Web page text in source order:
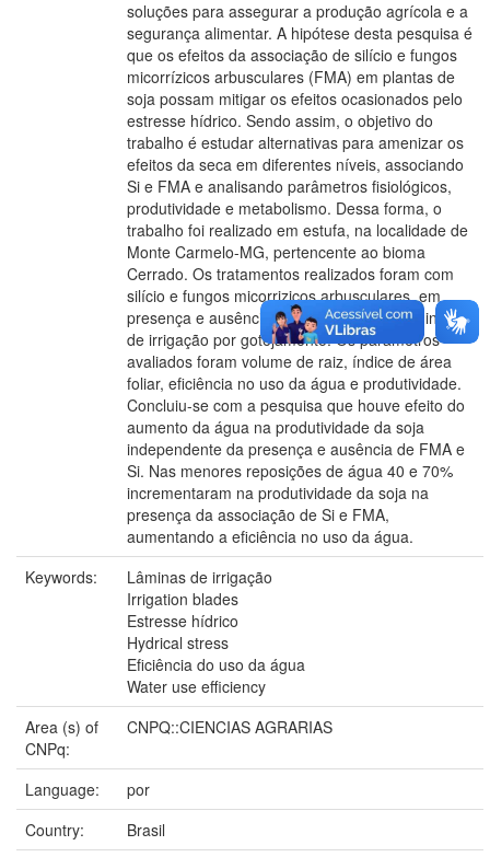
soluções para assegurar a produção agrícola e a
segurança alimentar. A hipótese desta pesquisa é
que os efeitos da associação de silício e fungos
micorrízicos arbusculares (FMA) em plantas de
soja possam mitigar os efeitos ocasionados pelo
estresse hídrico. Sendo assim, o objetivo do
trabalho é estudar alternativas para amenizar os
efeitos da seca em diferentes níveis, associando
Si e FMA e analisando parâmetros fisiológicos,
produtividade e metabolismo. Dessa forma, o
trabalho foi realizado em estufa, na localidade de
Monte Carmelo-MG, pertencente ao bioma
Cerrado. Os tratamentos realizados foram com
silício e fungos micorrizicos arbusculares, em
presença e ausência, e com diferentes lâminas
de irrigação por gotejamento. Os parâmetros
avaliados foram volume de raiz, índice de área
foliar, eficiência no uso da água e produtividade.
Concluiu-se com a pesquisa que houve efeito do
aumento da água na produtividade da soja
independente da presença e ausência de FMA e
Si. Nas menores reposições de água 40 e 70%
incrementaram na produtividade da soja na
presença da associação de Si e FMA,
aumentando a eficiência no uso da água.
Keywords:
Lâminas de irrigação
Irrigation blades
Estresse hídrico
Hydrical stress
Eficiência do uso da água
Water use efficiency
Area (s) of
CNPq:
CNPQ::CIENCIAS AGRARIAS
Language:
por
Country:
Brasil